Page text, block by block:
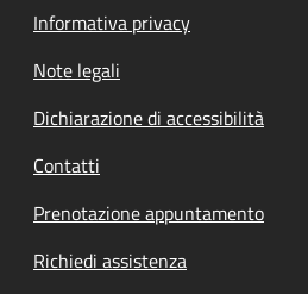
Informativa privacy
Note legali
Dichiarazione di accessibilità
Contatti
Prenotazione appuntamento
Richiedi assistenza